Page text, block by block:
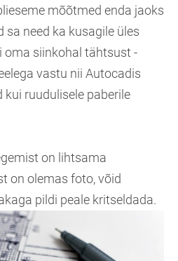
mõõtmed enda jaoks
sa need ka kusagile üles
oma siinkohal tähtsust -
vastu nii Autocadis
ruudulisele paberile
on lihtsama
on olemas foto, võid
pildi peale kritseldada.